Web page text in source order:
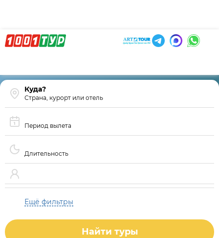
Страна, курорт или отель
Период вылета
Длительность
Ещё фильтры
Найти туры